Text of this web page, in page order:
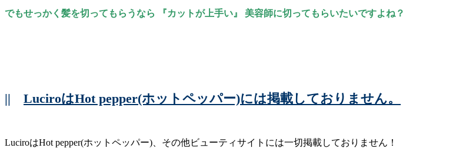
でもせっかく髪を切ってもらうなら 『カットが上手い』 美容師に切ってもらいたいですよね？
|| LuciroはHot pepper(ホットペッパー)には掲載しておりません。
LuciroはHot pepper(ホットペッパー)、その他ビューティサイトには一切掲載しておりません！